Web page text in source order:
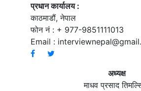
प्रधान कार्यालय :
काठमाडौं, नेपाल
फोन नं : + 977-9851111013
Email :
अध्यक्ष
माधव प्रसाद